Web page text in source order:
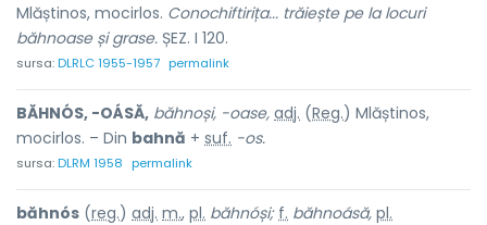
Mlăștinos, mocirlos. Conochiftirița... trăiește pe la locuri
băhnoase și grase. ȘEZ. I 120.
sursa:DLRLC 1955-1957 permalink
BĂHNÓS, -OÁSĂ, băhnoși, -oase, adj. (Reg.) Mlăștinos,
mocirlos. – Din bahnă + suf. -os.
sursa:DLRM 1958 permalink
băhnós (reg.) adj. m., pl. băhnóși; f. băhnoásă, pl.